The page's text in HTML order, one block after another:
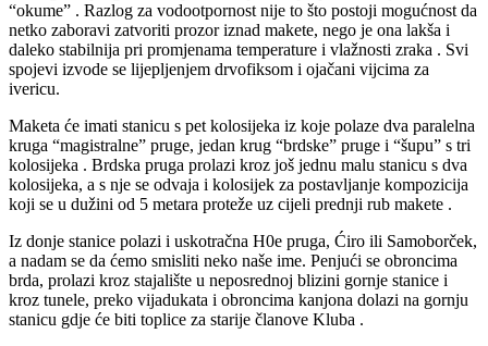
“okume” . Razlog za vodootpornost nije to što postoji mogućnost da
netko zaboravi zatvoriti prozor iznad makete, nego je ona lakša i
daleko stabilnija pri promjenama temperature i vlažnosti zraka . Svi
spojevi izvode se lijepljenjem drvofiksom i ojačani vijcima za
ivericu.
Maketa će imati stanicu s pet kolosijeka iz koje polaze dva paralelna
kruga “magistralne” pruge, jedan krug “brdske” pruge i “šupu” s tri
kolosijeka . Brdska pruga prolazi kroz još jednu malu stanicu s dva
kolosijeka, a s nje se odvaja i kolosijek za postavljanje kompozicija
koji se u dužini od 5 metara proteže uz cijeli prednji rub makete .
Iz donje stanice polazi i uskotračna H0e pruga, Ćiro ili Samoborček,
a nadam se da ćemo smisliti neko naše ime. Penjući se obroncima
brda, prolazi kroz stajalište u neposrednoj blizini gornje stanice i
kroz tunele, preko vijadukata i obroncima kanjona dolazi na gornju
stanicu gdje će biti toplice za starije članove Kluba .